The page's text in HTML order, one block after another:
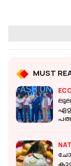
MUST
ഏറ്റുവാങ്ങി